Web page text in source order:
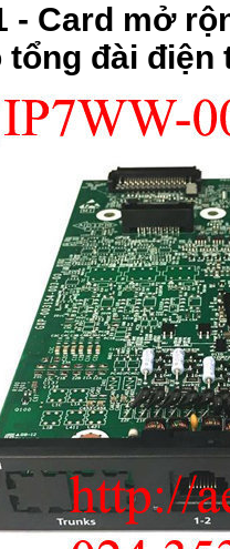
- Card mở
tổng đài điện